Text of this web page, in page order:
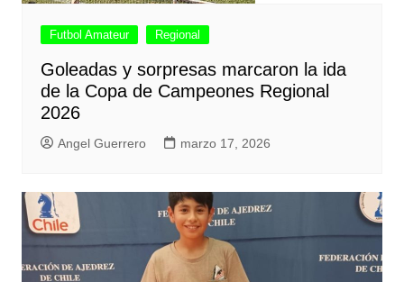
Futbol Amateur Regional
Goleadas y sorpresas marcaron la ida
de la Copa de Campeones Regional
2026
Angel Guerrero marzo 17, 2026